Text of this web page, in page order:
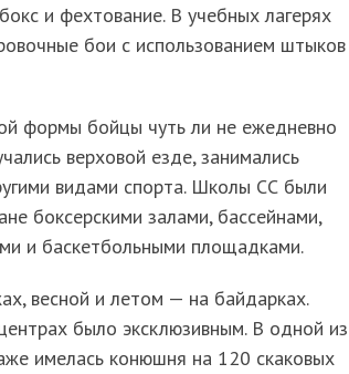
и фехтование. В учебных лагерях
бои с использованием штыков
формы бойцы чуть ли не ежедневно
верховой езде, занимались
видами спорта. Школы СС были
боксерскими залами, бассейнами,
и баскетбольными площадками.
весной и летом — на байдарках.
было эксклюзивным. В одной из
имелась конюшня на 120 скаковых